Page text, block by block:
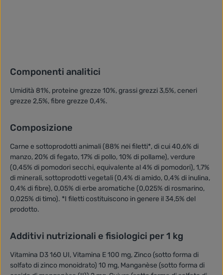
Componenti analitici
Umidità 81%, proteine grezze 10%, grassi grezzi 3,5%, ceneri
grezze 2,5%, fibre grezze 0,4%.
Composizione
Carne e sottoprodotti animali (88% nei filetti*, di cui 40,6% di
manzo, 20% di fegato, 17% di pollo, 10% di pollame), verdure
(0,45% di pomodori secchi, equivalente al 4% di pomodori), 1,7%
di minerali, sottoprodotti vegetali (0,4% di amido, 0,4% di inulina,
0,4% di fibre), 0,05% di erbe aromatiche (0,025% di rosmarino,
0,025% di timo). *I filetti costituiscono in genere il 34,5% del
prodotto.
Additivi nutrizionali e fisiologici per 1 kg
Vitamina D3 160 UI, Vitamina E 100 mg, Zinco (sotto forma di
solfato di zinco monoidrato) 10 mg, Manganèse (sotto forma di